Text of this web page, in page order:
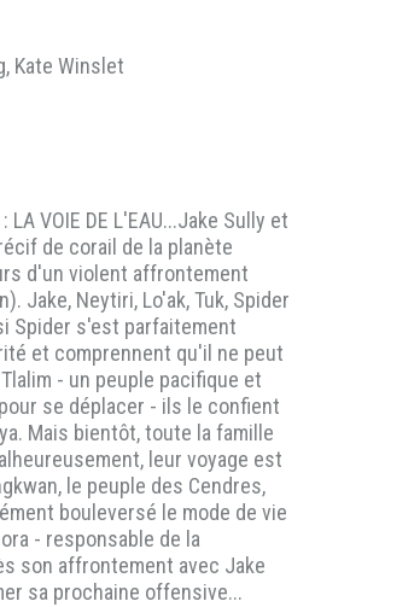
Kate Winslet
VOIE DE L'EAU...Jake Sully et
de corail de la planète
d'un violent affrontement
Jake, Neytiri, Lo'ak, Tuk, Spider
Spider s'est parfaitement
et comprennent qu'il ne peut
- un peuple pacifique et
se déplacer - ils le confient
Mais bientôt, toute la famille
leur voyage est
le peuple des Cendres,
bouleversé le mode de vie
- responsable de la
son affrontement avec Jake
sa prochaine offensive...